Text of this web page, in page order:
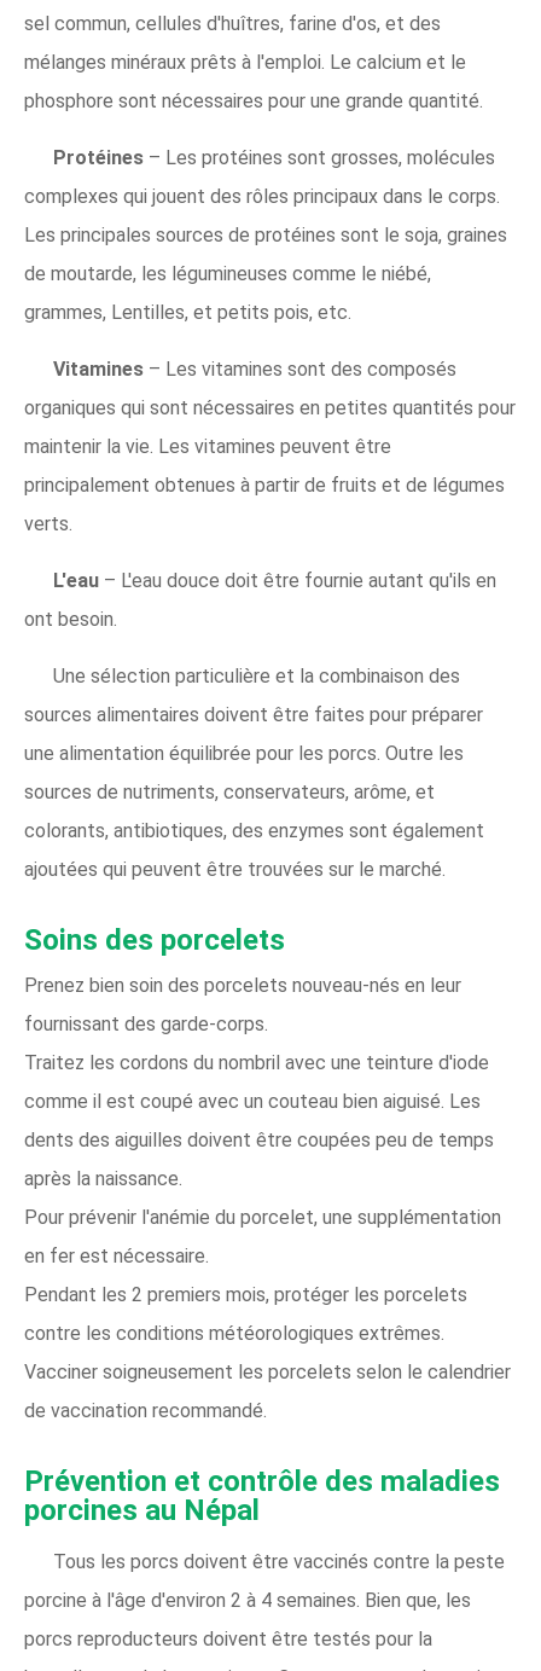
sel commun, cellules d'huîtres, farine d'os, et des
mélanges minéraux prêts à l'emploi. Le calcium et le
phosphore sont nécessaires pour une grande quantité.
Protéines – Les protéines sont grosses, molécules
complexes qui jouent des rôles principaux dans le corps.
Les principales sources de protéines sont le soja, graines
de moutarde, les légumineuses comme le niébé,
grammes, Lentilles, et petits pois, etc.
Vitamines – Les vitamines sont des composés
organiques qui sont nécessaires en petites quantités pour
maintenir la vie. Les vitamines peuvent être
principalement obtenues à partir de fruits et de légumes
verts.
L'eau – L'eau douce doit être fournie autant qu'ils en
ont besoin.
Une sélection particulière et la combinaison des
sources alimentaires doivent être faites pour préparer
une alimentation équilibrée pour les porcs. Outre les
sources de nutriments, conservateurs, arôme, et
colorants, antibiotiques, des enzymes sont également
ajoutées qui peuvent être trouvées sur le marché.
Soins des porcelets
Prenez bien soin des porcelets nouveau-nés en leur
fournissant des garde-corps.
Traitez les cordons du nombril avec une teinture d'iode
comme il est coupé avec un couteau bien aiguisé. Les
dents des aiguilles doivent être coupées peu de temps
après la naissance.
Pour prévenir l'anémie du porcelet, une supplémentation
en fer est nécessaire.
Pendant les 2 premiers mois, protéger les porcelets
contre les conditions météorologiques extrêmes.
Vacciner soigneusement les porcelets selon le calendrier
de vaccination recommandé.
Prévention et contrôle des maladies
porcines au Népal
Tous les porcs doivent être vaccinés contre la peste
porcine à l'âge d'environ 2 à 4 semaines. Bien que, les
porcs reproducteurs doivent être testés pour la